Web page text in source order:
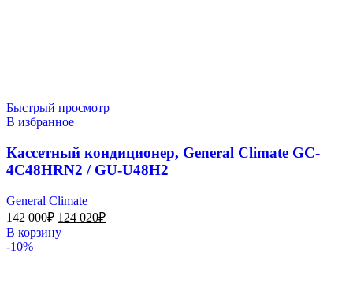
Быстрый просмотр
В избранное
Кассетный кондиционер, General Climate GC-
4C48HRN2 / GU-U48H2
General Climate
142 000₽ 124 020₽
В корзину
-10%